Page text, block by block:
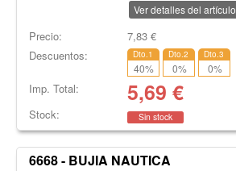
Ver detalles del artículo
Precio: 7,83€
Descuentos:
Dto.1
40%
Dto.2
0%
Dto.3
0%
Imp. Total: 5,69 €
Stock: Sin stock
6668 - BUJIA NAUTICA